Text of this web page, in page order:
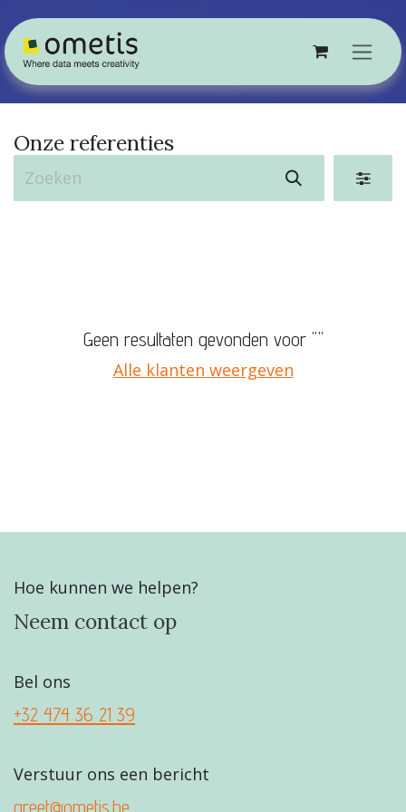
Onze referenties
Geen resultaten gevonden voor ""
Alle klanten weergeven
Hoe kunnen we helpen?
Neem contact op
Bel ons
+32 474 36 21 39
Verstuur ons een bericht
greet@ometis.be